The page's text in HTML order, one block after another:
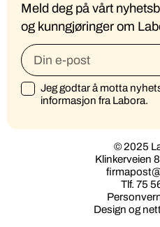
Meld deg på vårt
og kunngjøringer om
Jeg godtar å motta
informasjon fra Labora.
© 2025
Klinkerveien
Tlf. 75
Design og